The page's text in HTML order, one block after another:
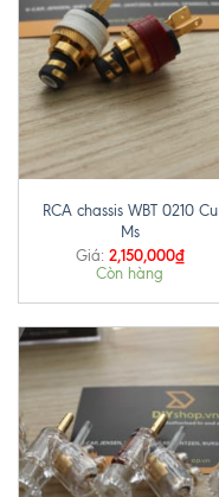
RCA chassis WBT 0210 Cu
Ms
Giá: 2,150,000₫
Còn hàng